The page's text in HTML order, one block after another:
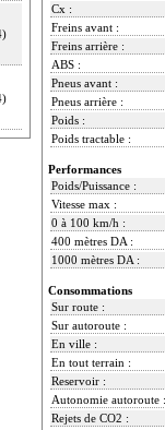
Cx :
Freins avant :
Freins arrière :
ABS :
Pneus avant :
Pneus arrière :
Poids :
Poids tractable :
Performances
Poids/Puissance :
Vitesse max :
0 à 100 km/h :
400 mètres DA :
1000 mètres DA :
Consommations
Sur route :
Sur autoroute :
En ville :
En tout terrain :
Reservoir :
Autonomie autoroute :
Rejets de CO2 :